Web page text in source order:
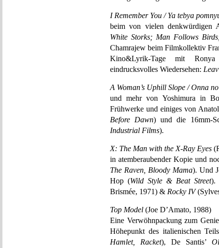
I Remember You / Ya tebya
beim von vielen denkwürdigen
White Storks; Man Follows
Chamrajew beim Filmkollektiv
Kino&Lyrik-Tage mit Ronya
eindrucksvolles Wiedersehen:
A Woman’s Uphill Slope / Onna
und mehr von Yoshimura in
Frühwerke und einiges von
Before Dawn) und die 16mm-
Industrial Films).
X: The Man with the X-Ray Eyes
in atemberaubender Kopie und
The Raven, Bloody Mama). Und
Hop (Wild Style & Beat Street).
Brismée, 1971) & Rocky IV
Top Model (Joe D’Amato, 1988)
Eine Verwöhnpackung zum
Höhepunkt des italienischen
Hamlet, Racket), De Santis’